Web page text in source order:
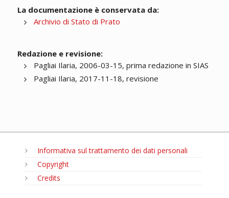
La documentazione è conservata da:
Archivio di Stato di Prato
Redazione e revisione:
Pagliai Ilaria, 2006-03-15, prima redazione in SIAS
Pagliai Ilaria, 2017-11-18, revisione
Informativa sul trattamento dei dati personali
Copyright
Credits